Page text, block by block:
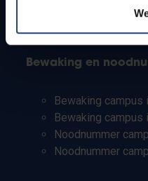
Bewaking en
Bewaking campus
Bewaking campus
Noodnummer
Noodnummer